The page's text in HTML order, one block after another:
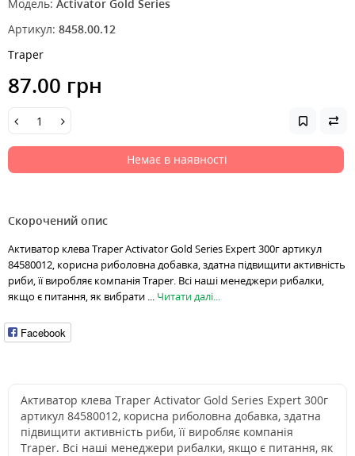
Модель: Activator Gold Series
Артикул: 8458.00.12
Traper
87.00 грн
Немає в наявності
Скорочений опис
Активатор клева Traper Activator Gold Series Expert 300г артикул
84580012, корисна риболовна добавка, здатна підвищити активність
риби, її виробляє компанія Traper. Всі наші менеджери рибалки,
якщо є питання, як вибрати ... Читати далі...
Facebook
Активатор клева Traper Activator Gold Series Expert 300г
артикул 84580012, корисна риболовна добавка, здатна
підвищити активність риби, її виробляє компанія
Traper. Всі наші менеджери рибалки, якщо є питання, як